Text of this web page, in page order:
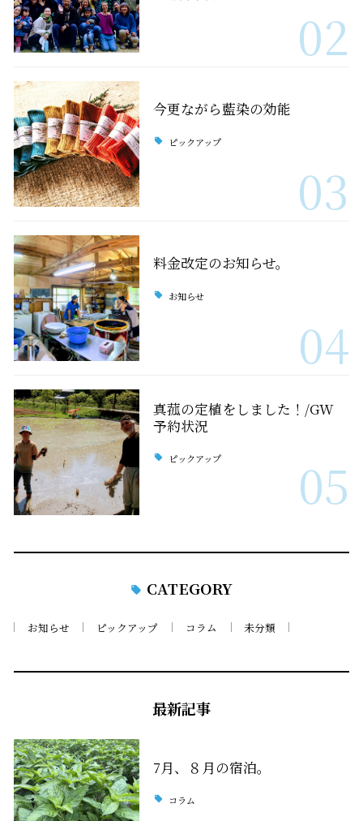
02
今更ながら藍染の効能
ピックアップ
03
料金改定のお知らせ。
お知らせ
04
真菰の定植をしました！/GW
予約状況
ピックアップ 05
CATEGORY
お知らせ ピックアップ コラム 未分類
最新記事
7月、８月の宿泊。
コラム